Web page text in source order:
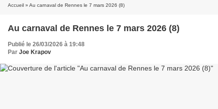
Accueil » Au carnaval de Rennes le 7 mars 2026 (8)
Au carnaval de Rennes le 7 mars 2026 (8)
Publié le 26/03/2026 à 19:48
Par Joe Krapov